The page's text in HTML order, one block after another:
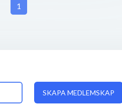
1
SKAPA MEDLEMSKAP